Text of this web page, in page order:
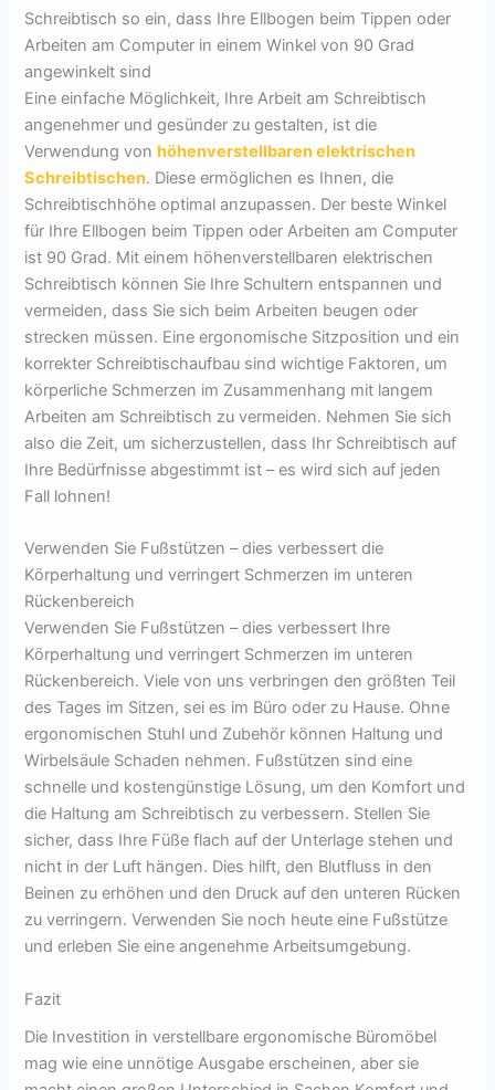
Schreibtisch so ein, dass Ihre Ellbogen beim Tippen oder
Arbeiten am Computer in einem Winkel von 90 Grad
angewinkelt sind
Eine einfache Möglichkeit, Ihre Arbeit am Schreibtisch
angenehmer und gesünder zu gestalten, ist die
Verwendung vonhöhenverstellbaren elektrischen
Schreibtischen. Diese ermöglichen es Ihnen, die
Schreibtischhöhe optimal anzupassen. Der beste Winkel
für Ihre Ellbogen beim Tippen oder Arbeiten am Computer
ist 90 Grad. Mit einem höhenverstellbaren elektrischen
Schreibtisch können Sie Ihre Schultern entspannen und
vermeiden, dass Sie sich beim Arbeiten beugen oder
strecken müssen. Eine ergonomische Sitzposition und ein
korrekter Schreibtischaufbau sind wichtige Faktoren, um
körperliche Schmerzen im Zusammenhang mit langem
Arbeiten am Schreibtisch zu vermeiden. Nehmen Sie sich
also die Zeit, um sicherzustellen, dass Ihr Schreibtisch auf
Ihre Bedürfnisse abgestimmt ist – es wird sich auf jeden
Fall lohnen!
Verwenden Sie Fußstützen – dies verbessert die
Körperhaltung und verringert Schmerzen im unteren
Rückenbereich
Verwenden Sie Fußstützen – dies verbessert Ihre
Körperhaltung und verringert Schmerzen im unteren
Rückenbereich. Viele von uns verbringen den größten Teil
des Tages im Sitzen, sei es im Büro oder zu Hause. Ohne
ergonomischen Stuhl und Zubehör können Haltung und
Wirbelsäule Schaden nehmen. Fußstützen sind eine
schnelle und kostengünstige Lösung, um den Komfort und
die Haltung am Schreibtisch zu verbessern. Stellen Sie
sicher, dass Ihre Füße flach auf der Unterlage stehen und
nicht in der Luft hängen. Dies hilft, den Blutfluss in den
Beinen zu erhöhen und den Druck auf den unteren Rücken
zu verringern. Verwenden Sie noch heute eine Fußstütze
und erleben Sie eine angenehme Arbeitsumgebung.
Fazit
Die Investition in verstellbare ergonomische Büromöbel
mag wie eine unnötige Ausgabe erscheinen, aber sie